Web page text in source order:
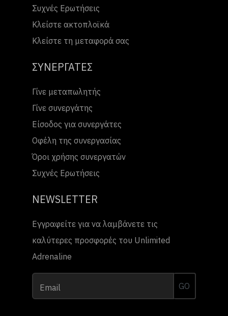
Συχνές Ερωτήσεις
Κλείστε ακτοπλοϊκά
Κλείστε τη μεταφορά σας
ΣΥΝΕΡΓΑΤΕΣ
Γίνε μεταπωλητής
Γίνε συνεργάτης
Είσοδος για συνεργάτες
Οφέλη της συνεργασίας
Όροι χρήσης συνεργατών
Συχνές Ερωτήσεις
NEWSLETTER
Εγγραφείτε για να λαμβάνετε τις
καλύτερες προσφορές του Unlimited
Adrenaline
Email GO